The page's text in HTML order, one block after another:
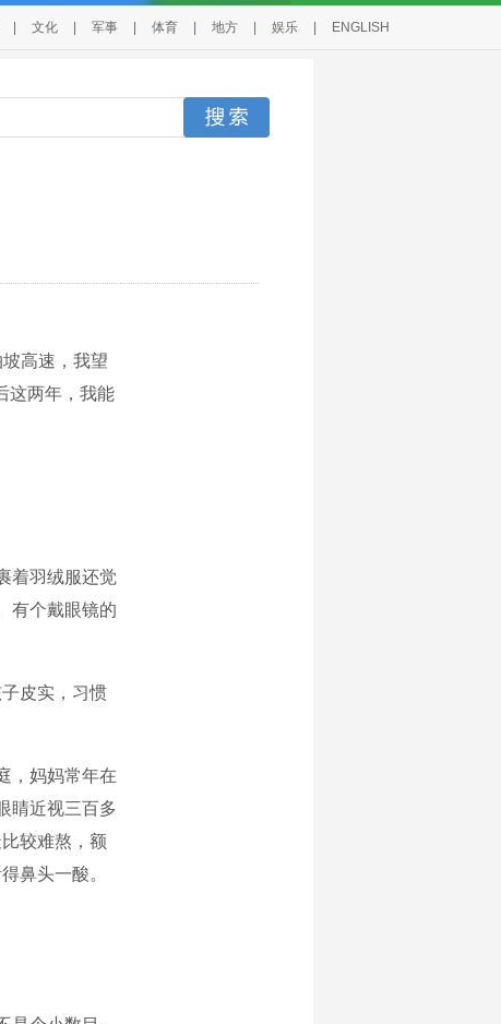
文化 军事 体育 地方 娱乐 ENGLISH
高速，我望
这两年，我能
着羽绒服还觉
有个戴眼镜的
皮实，习惯
，妈妈常年在
睛近视三百多
较难熬，额
鼻头一酸。